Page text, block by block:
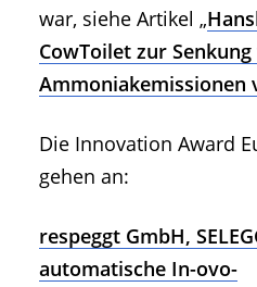
war, siehe Artikel „
CowToilet zur Senkung
Ammoniakemissionen
Die Innovation Award
gehen an:
respeggt GmbH,
automatische In-ovo-